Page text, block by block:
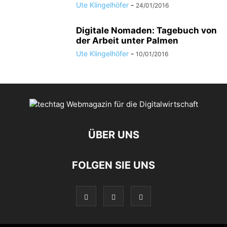
Ute Klingelhöfer - 24/01/2016
Digitale Nomaden: Tagebuch von
der Arbeit unter Palmen
Ute Klingelhöfer - 10/01/2016
ÜBER UNS
FOLGEN SIE UNS